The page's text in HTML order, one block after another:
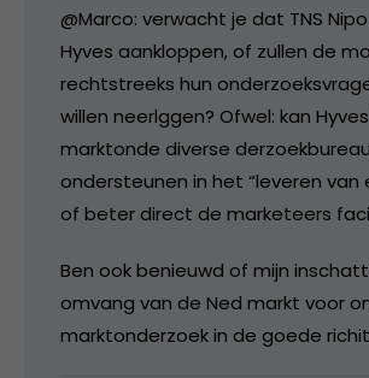
@Marco: verwacht je dat TNS
Hyves aankloppen, of zullen de
rechtstreeks hun
willen neerlggen? Ofwel: kan
marktonde diverse
ondersteunen in het “leveren van
of beter direct de marketeers
Ben ook benieuwd of mijn
omvang van de Ned markt voor
marktonderzoek in de goede